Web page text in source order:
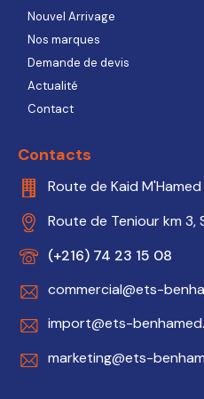
Nouvel Arrivage
Nos marques
Demande de devis
Actualité
Contact
Contacts
Route de Kaid
Route de Teniour km 3,
(+216) 74 23 15 08
commercial@ets-
import@ets-
marketing@ets-